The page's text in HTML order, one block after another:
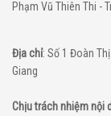
Phạm Vũ Thiên Thi -
Địa chỉ: Số 1 Đoàn
Giang
Chịu trách nhiệm nội